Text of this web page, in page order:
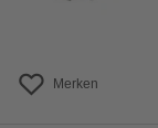
Merken